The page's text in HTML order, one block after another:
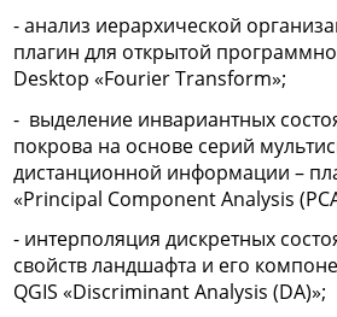
- анализ иерархической
плагин для открытой
Desktop «Fourier Transform»;
- выделение инвариантных
покрова на основе серий
дистанционной информации –
«Principal Component Analysis
- интерполяция дискретных
свойств ландшафта и его
QGIS «Discriminant Analysis (DA)»;